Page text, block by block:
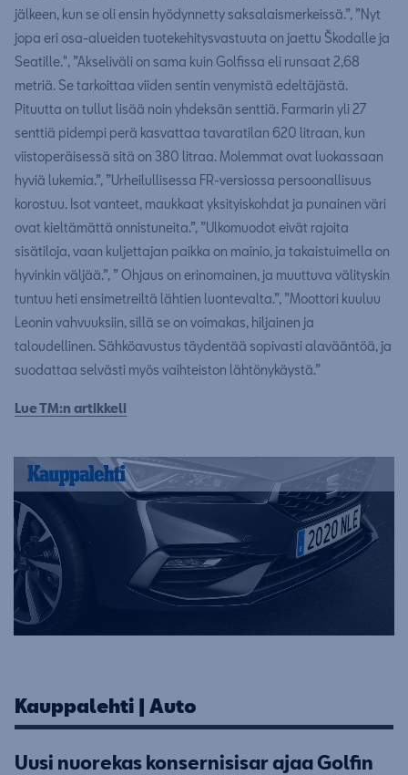
jälkeen, kun se oli ensin hyödynnetty saksalaismerkeissä.”, ”Nyt
jopa eri osa-alueiden tuotekehitysvastuuta on jaettu Škodalle ja
Seatille.", ”Akseliväli on sama kuin Golfissa eli runsaat 2,68
metriä. Se tarkoittaa viiden sentin venymistä edeltäjästä.
Pituutta on tullut lisää noin yhdeksän senttiä. Farmarin yli 27
senttiä pidempi perä kasvattaa tavaratilan 620 litraan, kun
viistoperäisessä sitä on 380 litraa. Molemmat ovat luokassaan
hyviä lukemia.”, ”Urheilullisessa FR-versiossa persoonallisuus
korostuu. Isot vanteet, maukkaat yksityiskohdat ja punainen väri
ovat kieltämättä onnistuneita.”, ”Ulkomuodot eivät rajoita
sisätiloja, vaan kuljettajan paikka on mainio, ja takaistuimella on
hyvinkin väljää.”, ” Ohjaus on erinomainen, ja muuttuva välityskin
tuntuu heti ensimetreiltä lähtien luontevalta.”, ”Moottori kuuluu
Leonin vahvuuksiin, sillä se on voimakas, hiljainen ja
taloudellinen. Sähköavustus täydentää sopivasti alavääntöä, ja
suodattaa selvästi myös vaihteiston lähtönykäystä.”
Lue TM:n artikkeli
Kauppalehti | Auto
Uusi nuorekas konsernisisar ajaa Golfin